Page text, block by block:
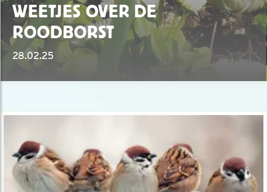
WEETJES OVER DE
ROODBORST
28.02.25